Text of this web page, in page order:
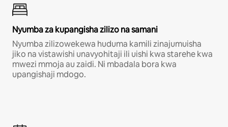
Nyumba za kupangisha zilizo na samani
Nyumba zilizowekewa huduma kamili zinajumuisha
jiko na vistawishi unavyohitaji ili uishi kwa starehe kwa
mwezi mmoja au zaidi. Ni mbadala bora kwa
upangishaji mdogo.